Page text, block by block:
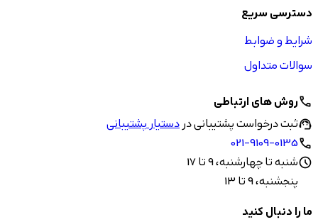
دسترسی سریع
شرایط و ضوابط
سوالات متداول
callروش های ارتباطی
support_agentثبت درخواست پشتیبانی دردستیار پشتیبانی
call
021-9109-0135
scheduleشنبه تا چهارشنبه، 9 تا 17
پنجشنبه، 9 تا 13
ما را دنبال کنید